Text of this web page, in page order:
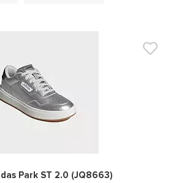
0
Park ST 2.0 (JQ8663)